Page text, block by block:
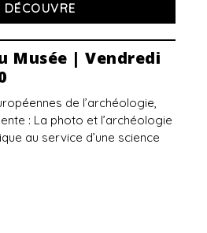
DÉCOUVRE
Musée | Vendredi
de l’archéologie,
: La photo et l’archéologie
au service d’une science